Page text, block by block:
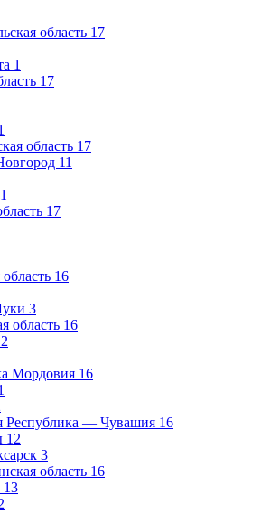
область 17
1
17
область 17
11
1
17
16
3
область 16
Мордовия 16
Республика — Чувашия 16
12
3
область 16
13